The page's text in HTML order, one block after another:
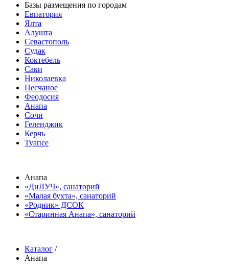
Базы размещения по городам
Евпатория
Ялта
Алушта
Севастополь
Судак
Коктебель
Саки
Николаевка
Песчаное
Феодосия
Анапа
Сочи
Геленджик
Керчь
Туапсе
Анапа
«ДиЛУЧ», санаторий
«Малая бухта», санаторий
«Родник» ДСОК
«Старинная Анапа», санаторий
Каталог /
Анапа